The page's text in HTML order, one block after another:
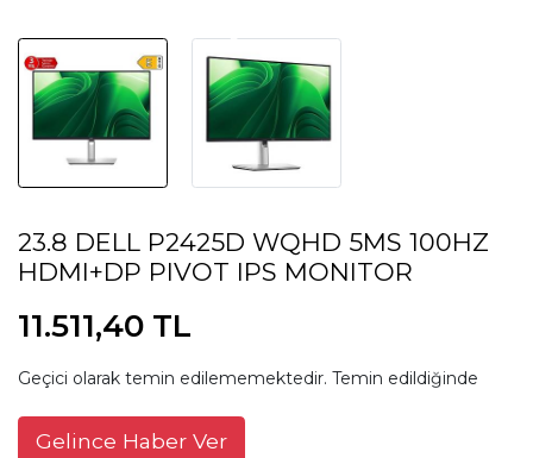
23.8 DELL P2425D WQHD 5MS 100HZ
HDMI+DP PIVOT IPS MONITOR
11.511,40 TL
Geçici olarak temin edilememektedir. Temin edildiğinde
Gelince Haber Ver